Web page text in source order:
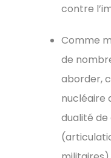
contre
Comme
de
aborder,
nucléaire
dualité